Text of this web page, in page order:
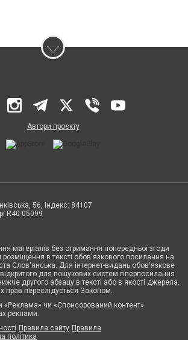
Автори проєкту
56, індекс: 84107
R40-05099
матеріалів без отримання попередньої згоди
в тексті обов'язкового посилання на
Слов'янська. Для інтернет-видань обов'язкове
для пошукових систем гіперпосилання
другого абзацу в тексті або в якості джерела.
прав переслідується Законом.
«Реклама» чи «Спонсорований контент»
реклами.
Правила сайту Правила
політика